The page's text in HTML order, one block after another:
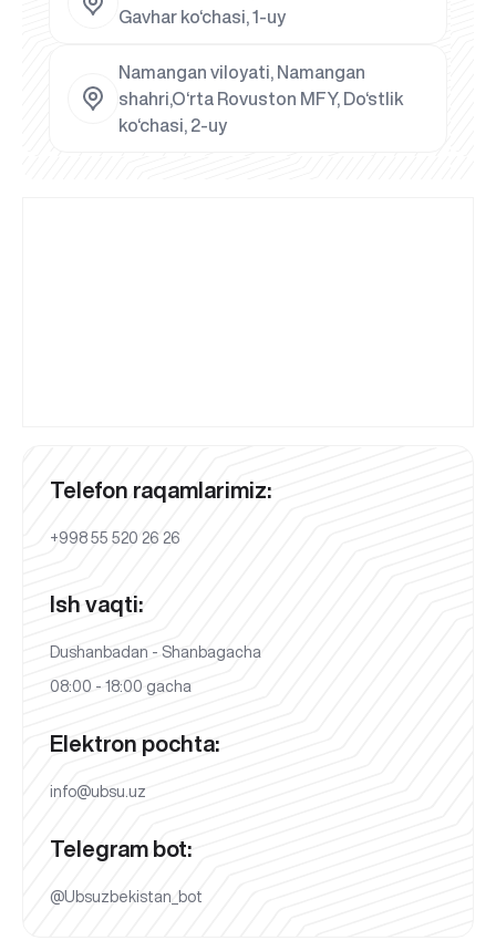
Gavhar ko‘chasi, 1-uy
Namangan viloyati, Namangan
shahri,O‘rta Rovuston MFY, Do‘stlik
ko‘chasi, 2-uy
Telefon raqamlarimiz:
+998 55 520 26 26
Ish vaqti:
Dushanbadan - Shanbagacha
08:00 - 18:00 gacha
Elektron pochta:
info@ubsu.uz
Telegram bot:
@Ubsuzbekistan_bot